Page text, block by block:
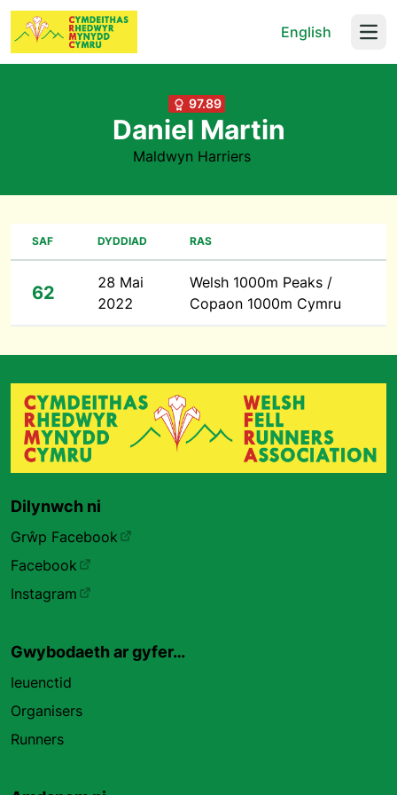
English
97.89
Daniel Martin
Maldwyn Harriers
SAF DYDDIAD RAS
62
28 Mai
2022
Welsh 1000m Peaks /
Copaon 1000m Cymru
Dilynwch ni
Grŵp Facebook
Facebook
Instagram
Gwybodaeth ar gyfer…
Ieuenctid
Organisers
Runners